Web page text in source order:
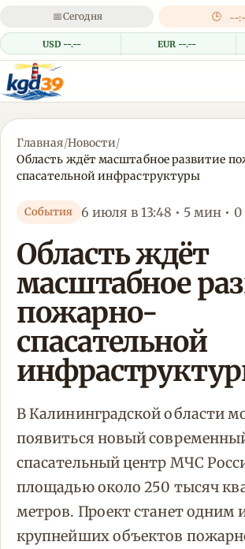
📅Сегодня 🕒 --
USD --.-- EUR --.--
Главная/Новости/
Область ждёт масштабное развитие
спасательной инфраструктуры
События 6 июля в 13:48 • 5 мин •
Область ждёт
масштабное
пожарно-
спасательной
В Калининградской области
появиться новый
спасательный центр МЧС
площадью около 250 тысяч
метров. Проект станет одним
крупнейших объектов